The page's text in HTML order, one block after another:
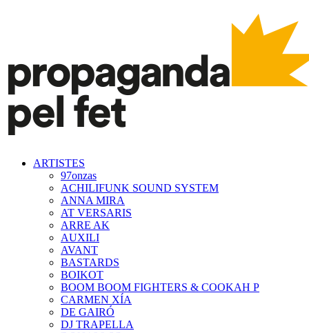
ARTISTES
97onzas
ACHILIFUNK SOUND SYSTEM
ANNA MIRA
AT VERSARIS
ARRE AK
AUXILI
AVANT
BASTARDS
BOIKOT
BOOM BOOM FIGHTERS & COOKAH P
CARMEN XÍA
DE GAIRÓ
DJ TRAPELLA